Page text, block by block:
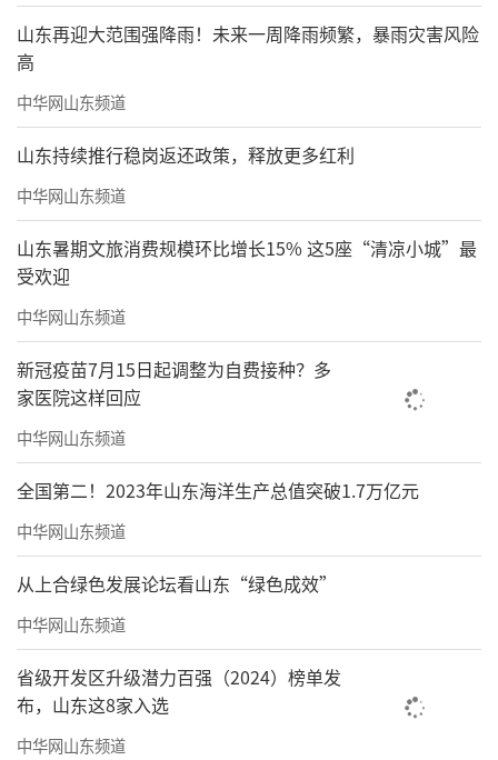
山东再迎大范围强降雨！未来一周降雨频繁，暴雨灾害风险
高
中华网山东频道
山东持续推行稳岗返还政策，释放更多红利
中华网山东频道
山东暑期文旅消费规模环比增长15% 这5座“清凉小城”最
受欢迎
中华网山东频道
新冠疫苗7月15日起调整为自费接种？多
家医院这样回应
中华网山东频道
全国第二！2023年山东海洋生产总值突破1.7万亿元
中华网山东频道
从上合绿色发展论坛看山东“绿色成效”
中华网山东频道
省级开发区升级潜力百强（2024）榜单发
布，山东这8家入选
中华网山东频道